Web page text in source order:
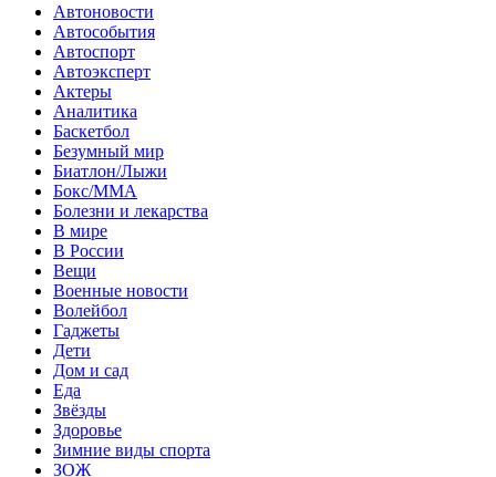
Автоновости
Автособытия
Автоспорт
Автоэксперт
Актеры
Аналитика
Баскетбол
Безумный мир
Биатлон/Лыжи
Бокс/MMA
Болезни и лекарства
В мире
В России
Вещи
Военные новости
Волейбол
Гаджеты
Дети
Дом и сад
Еда
Звёзды
Здоровье
Зимние виды спорта
ЗОЖ